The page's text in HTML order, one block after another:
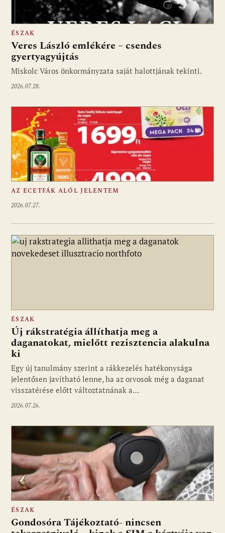
ÉSZAK
Veres László emlékére – csendes
gyertyagyújtás
Miskolc Város önkormányzata saját halottjának tekinti.
2026.07.28.
AZ ECETFÁK ALÓL JELENTEM
2026.07.27.
ÉSZAK
Új rákstratégia állíthatja meg a
daganatokat, mielőtt rezisztencia alakulna
ki
Egy új tanulmány szerint a rákkezelés hatékonysága
jelentősen javítható lenne, ha az orvosok még a daganat
visszatérése előtt változtatnának a…
2026.07.26.
ÉSZAK
Gondosóra Tájékoztató- nincsen